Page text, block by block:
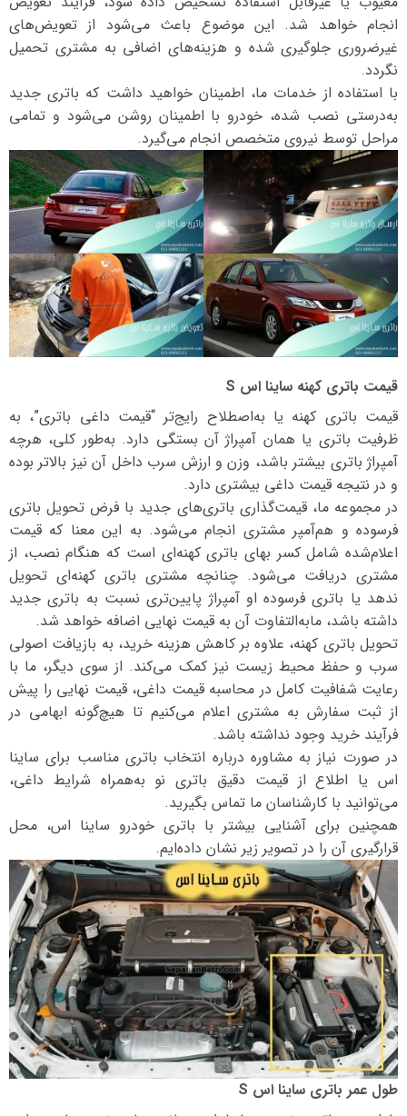
انجام خواهد شد. این موضوع باعث می‌شود از تعویض‌های
غیرضروری جلوگیری شده و هزینه‌های اضافی به مشتری تحمیل
نگردد.
با استفاده از خدمات ما، اطمینان خواهید داشت که باتری جدید
به‌درستی نصب شده، خودرو با اطمینان روشن می‌شود و تمامی
مراحل توسط نیروی متخصص انجام می‌گیرد.
قیمت باتری کهنه ساینا اس S
قیمت باتری کهنه یا به‌اصطلاح رایج‌تر “قیمت داغی باتری”، به
ظرفیت باتری یا همان آمپراژ آن بستگی دارد. به‌طور کلی، هرچه
آمپراژ باتری بیشتر باشد، وزن و ارزش سرب داخل آن نیز بالاتر بوده
و در نتیجه قیمت داغی بیشتری دارد.
در مجموعه ما، قیمت‌گذاری باتری‌های جدید با فرض تحویل باتری
فرسوده و هم‌آمپر مشتری انجام می‌شود. به این معنا که قیمت
اعلام‌شده شامل کسر بهای باتری کهنه‌ای است که هنگام نصب، از
مشتری دریافت می‌شود. چنانچه مشتری باتری کهنه‌ای تحویل
ندهد یا باتری فرسوده او آمپراژ پایین‌تری نسبت به باتری جدید
داشته باشد، مابه‌التفاوت آن به قیمت نهایی اضافه خواهد شد.
تحویل باتری کهنه، علاوه بر کاهش هزینه خرید، به بازیافت اصولی
سرب و حفظ محیط زیست نیز کمک می‌کند. از سوی دیگر، ما با
رعایت شفافیت کامل در محاسبه قیمت داغی، قیمت نهایی را پیش
از ثبت سفارش به مشتری اعلام می‌کنیم تا هیچ‌گونه ابهامی در
فرآیند خرید وجود نداشته باشد.
در صورت نیاز به مشاوره درباره انتخاب باتری مناسب برای ساینا
اس یا اطلاع از قیمت دقیق باتری نو به‌همراه شرایط داغی،
می‌توانید با کارشناسان ما تماس بگیرید.
همچنین برای آشنایی بیشتر با باتری خودرو ساینا اس، محل
قرارگیری آن را در تصویر زیر نشان داده‌ایم.
طول عمر باتری ساینا اس S